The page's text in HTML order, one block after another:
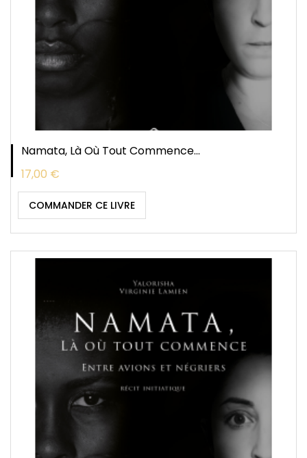
Namata, Là Où Tout Commence...
Prix
17,00 €
COMMANDER CE LIVRE